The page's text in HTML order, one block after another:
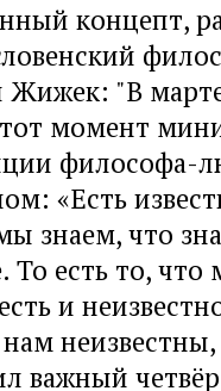
концепт,
Жижек: "В
момент
философа-
«Есть
знаем, что
То есть то,
и
важный